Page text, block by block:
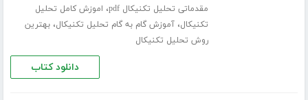
مقدماتی تحلیل تکنیکال pdf
، اموزش کامل تحلیل
تکنیکال،آموزش گام به گام تحلیل تکنیکال،بهترین
روش تحلیل تکنیکال
دانلود کتاب